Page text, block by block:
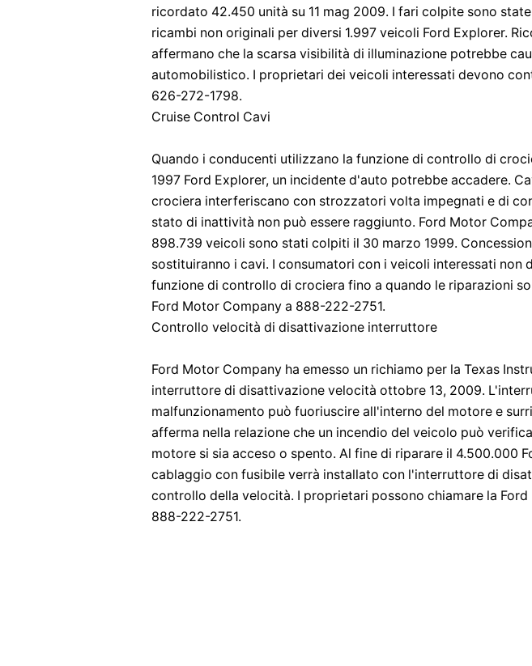
ricordato 42.450 unità su 11 mag 2009. I fari colpite sono
ricambi non originali per diversi 1.997 veicoli Ford Explorer.
affermano che la scarsa visibilità di illuminazione potrebbe
automobilistico. I proprietari dei veicoli interessati devono
626-272-1798.
Cruise Control Cavi
Quando i conducenti utilizzano la funzione di controllo di
1997 Ford Explorer, un incidente d'auto potrebbe accadere.
crociera interferiscano con strozzatori volta impegnati e di
stato di inattività non può essere raggiunto. Ford Motor
898.739 veicoli sono stati colpiti il ​​30 marzo 1999.
sostituiranno i cavi. I consumatori con i veicoli interessati non
funzione di controllo di crociera fino a quando le riparazioni
Ford Motor Company a 888-222-2751.
Controllo velocità di disattivazione interruttore
Ford Motor Company ha emesso un richiamo per la Texas
interruttore di disattivazione velocità ottobre 13, 2009.
malfunzionamento può fuoriuscire all'interno del motore e
afferma nella relazione che un incendio del veicolo può
motore si sia acceso o spento. Al fine di riparare il 4.500.000
cablaggio con fusibile verrà installato con l'interruttore di
controllo della velocità. I proprietari possono chiamare la
888-222-2751.